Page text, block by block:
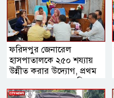
ফরিদপুর জেনারেল
হাসপাতালকে ২৫০ শয্যায়
উন্নীত করার উদ্যোগ, প্রথম
ব্যবস্থাপনা সভায় এমপি
নায়াব ইউসুফ